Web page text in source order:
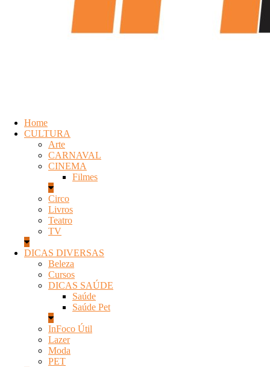
Home
CULTURA
Arte
CARNAVAL
CINEMA
Filmes
Circo
Livros
Teatro
TV
DICAS DIVERSAS
Beleza
Cursos
DICAS SAÚDE
Saúde
Saúde Pet
InFoco Útil
Lazer
Moda
PET